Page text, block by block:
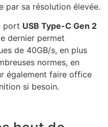
par sa résolution élevée.
port USB Type-C Gen 2
dernier permet
de 40GB/s, en plus
normes, en
également faire office
si besoin.